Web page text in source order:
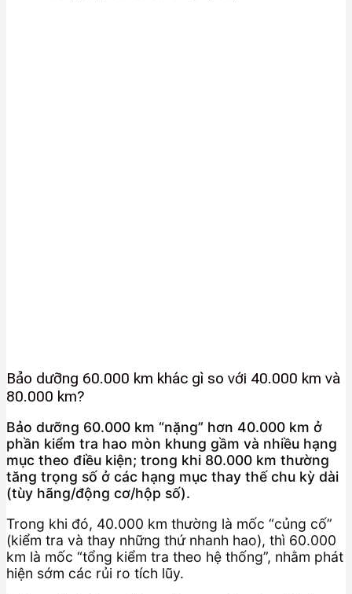
Bảo dưỡng 60.000 km khác gì so với 40.000 km và
80.000 km?
Bảo dưỡng 60.000 km “nặng” hơn 40.000 km ở
phần kiểm tra hao mòn khung gầm và nhiều hạng
mục theo điều kiện; trong khi 80.000 km thường
tăng trọng số ở các hạng mục thay thế chu kỳ dài
(tùy hãng/động cơ/hộp số).
Trong khi đó, 40.000 km thường là mốc “củng cố”
(kiểm tra và thay những thứ nhanh hao), thì 60.000
km là mốc “tổng kiểm tra theo hệ thống”, nhằm phát
hiện sớm các rủi ro tích lũy.